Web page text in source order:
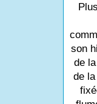
son
de
de